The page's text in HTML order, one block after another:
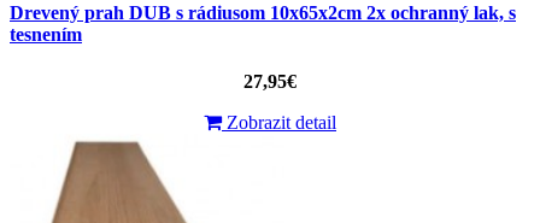
Drevený prah DUB s rádiusom 10x65x2cm 2x ochranný lak, s
tesnením
27,95€
Zobrazit detail